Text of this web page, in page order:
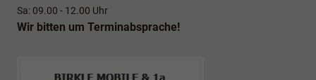
Sa: 09.00 - 12.00 Uhr
Wir bitten um Terminabsprache!